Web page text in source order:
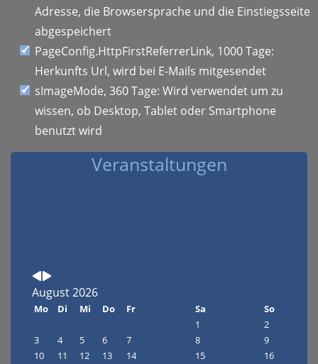
Adresse, die Browsersprache und die Einstiegsseite
abgespeichert
PageConfig.HttpFirstReferrerLink, 1000 Tage:
Herkunfts Url, wird bei E-Mails mitgesendet
sImageMode, 360 Tage: Wird verwendet um zu
wissen, ob Desktop, Tablet oder Smartphone
benutzt wird
Veranstaltungen
Vorheriger
Monat
Nächstes
Monat
August 2026
Mo Di Mi Do Fr Sa
So
1
2
3
4 5 6 7 8
9
10
11 12 13 14 15 16